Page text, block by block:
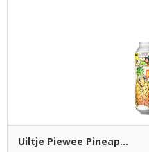
Uiltje Piewee Pineap...